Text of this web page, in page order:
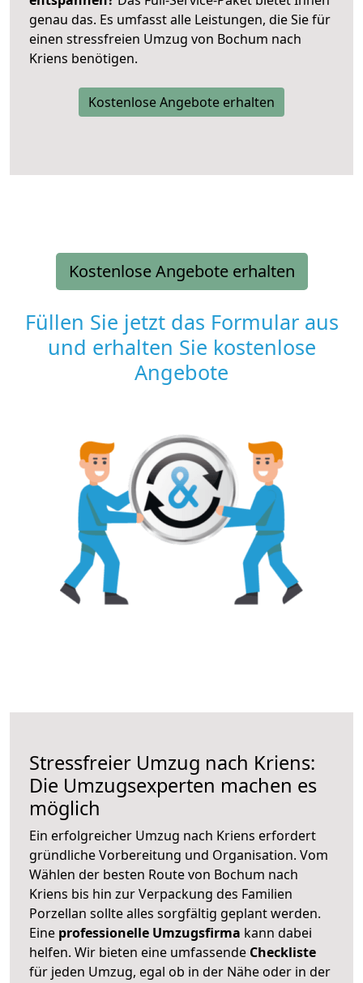
genau das. Es umfasst alle Leistungen, die Sie für
einen stressfreien Umzug von Bochum nach
Kriens benötigen.
Kostenlose Angebote erhalten
Kostenlose Angebote erhalten
Füllen Sie jetzt das Formular aus
und erhalten Sie kostenlose
Angebote
Stressfreier Umzug nach Kriens:
Die Umzugsexperten machen es
möglich
Ein erfolgreicher Umzug nach Kriens erfordert
gründliche Vorbereitung und Organisation. Vom
Wählen der besten Route von Bochum nach
Kriens bis hin zur Verpackung des Familien
Porzellan sollte alles sorgfältig geplant werden.
Eine professionelle Umzugsfirma kann dabei
helfen. Wir bieten eine umfassende Checkliste
für jeden Umzug, egal ob in der Nähe oder in der